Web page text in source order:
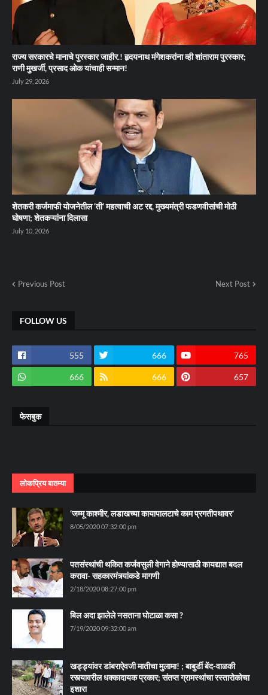
राज्य सरकारचे मानाचे पुरस्कार जाहीर.! हृदयनाथ मंगेशकरांना व्ही शांताराम पुरस्कार;
राणी मुखर्जी, प्रसाद ओक यांचाही सन्मान!
July 29, 2026
शेतकरी कर्जमाफी योजनेतील ‘ती’ महत्वाची अट रद्द, मुख्यमंत्री फडणवीसांची मोठी
घोषणा; शेतकऱ्यांना दिलासा
July 10, 2026
Previous Post Next Post
FOLLOW US
555 666 765
666 666 657
फेसबुक
लोकप्रिय बातम्या
‘जम्मू काश्मीर, लडाखच्या कायापालटाचे काम प्रगतीपथावर’
8/05/2020 07:32:00 pm
पतसंस्थांची थकित कर्जवसुली वेगाने होण्यासाठी कायद्यात बदल
करावा- सहकारमंत्र्यांकडे मागणी
2/18/2020 08:27:00 pm
बिल अदा झालेले नसताना घोटाळा कसा ?
7/19/2020 09:32:00 am
खड्ड्यांवर डांबराऐवजी मातीचा मुलामा! ; बाबुर्डी बेंद-वाळकी
रस्त्यावरील धक्कादायक प्रकार; संतप्त ग्रामस्थांचा रस्तारोकोचा
इशारा